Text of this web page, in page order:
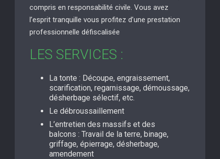
compris en responsabilité civile. Vous avez
l’esprit tranquille vous profitez d’une prestation
professionnelle défiscalisée
LES SERVICES :
La tonte : Découpe, engraissement,
scarification, regarnissage, démoussage,
désherbage sélectif, etc.
Le débroussaillement
L’entretien des massifs et des
balcons : Travail de la terre, binage,
griffage, épierrage, désherbage,
amendement